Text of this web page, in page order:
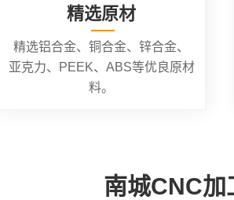
精选原材
精选铝合金、铜合金、锌合金、
亚克力、PEEK、ABS等优良原材
料。
南城CNC加